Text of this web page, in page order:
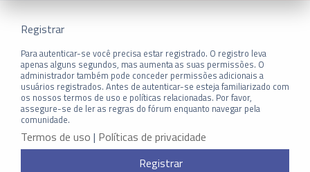
Registrar
Para autenticar-se você precisa estar registrado. O registro leva
apenas alguns segundos, mas aumenta as suas permissões. O
administrador também pode conceder permissões adicionais a
usuários registrados. Antes de autenticar-se esteja familiarizado com
os nossos termos de uso e políticas relacionadas. Por favor,
assegure-se de ler as regras do fórum enquanto navegar pela
comunidade.
Termos de uso | Políticas de privacidade
Registrar